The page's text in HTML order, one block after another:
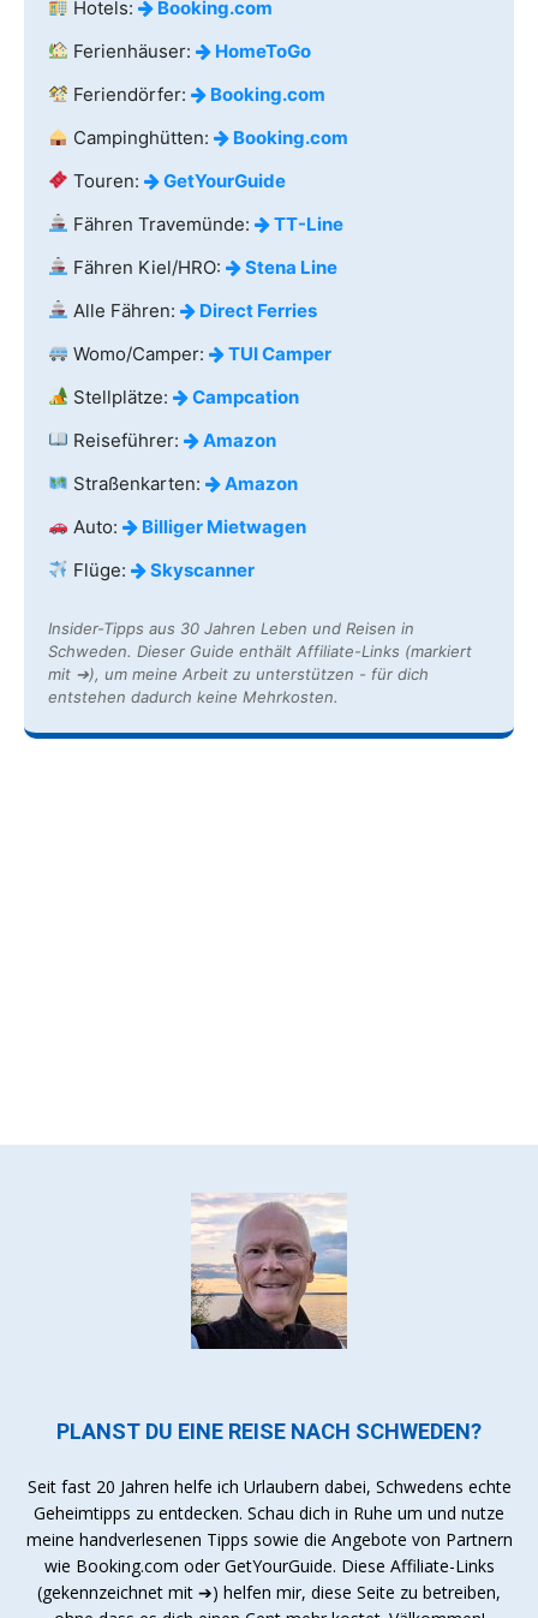
Hotels:
Booking.com
Ferienhäuser:
HomeToGo
Feriendörfer:
Booking.com
Campinghütten:
Booking.com
Touren:
GetYourGuide
Fähren Travemünde:
TT-Line
Fähren Kiel/HRO:
Stena Line
Alle Fähren:
Direct Ferries
Womo/Camper:
TUI Camper
Stellplätze:
Campcation
Reiseführer:
Amazon
Straßenkarten:
Amazon
Auto:
Billiger Mietwagen
Flüge:
Skyscanner
Insider-Tipps aus 30 Jahren Leben und Reisen in
Schweden. Dieser Guide enthält Affiliate-Links (markiert
mit ➔), um meine Arbeit zu unterstützen - für dich
entstehen dadurch keine Mehrkosten.
PLANST DU EINE REISE NACH SCHWEDEN?
Seit fast 20 Jahren helfe ich Urlaubern dabei, Schwedens echte
Geheimtipps zu entdecken. Schau dich in Ruhe um und nutze
meine handverlesenen Tipps sowie die Angebote von Partnern
wie Booking.com oder GetYourGuide. Diese Affiliate-Links
(gekennzeichnet mit ➔) helfen mir, diese Seite zu betreiben,